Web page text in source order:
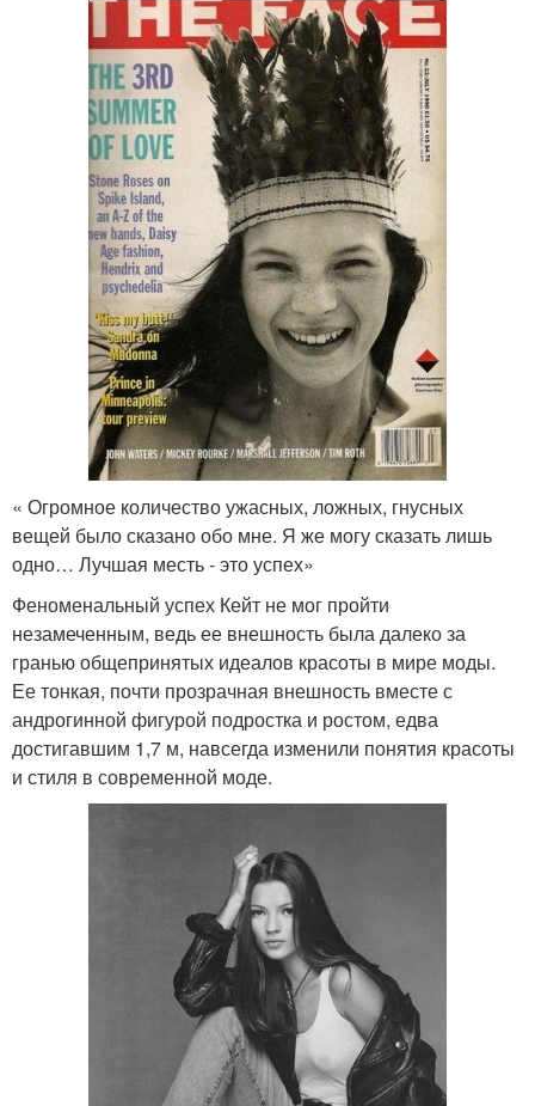
« Огромное количество ужасных, ложных, гнусных
вещей было сказано обо мне. Я же могу сказать лишь
одно… Лучшая месть - это успех»
Феноменальный успех Кейт не мог пройти
незамеченным, ведь ее внешность была далеко за
гранью общепринятых идеалов красоты в мире моды.
Ее тонкая, почти прозрачная внешность вместе с
андрогинной фигурой подростка и ростом, едва
достигавшим 1,7 м, навсегда изменили понятия красоты
и стиля в современной моде.